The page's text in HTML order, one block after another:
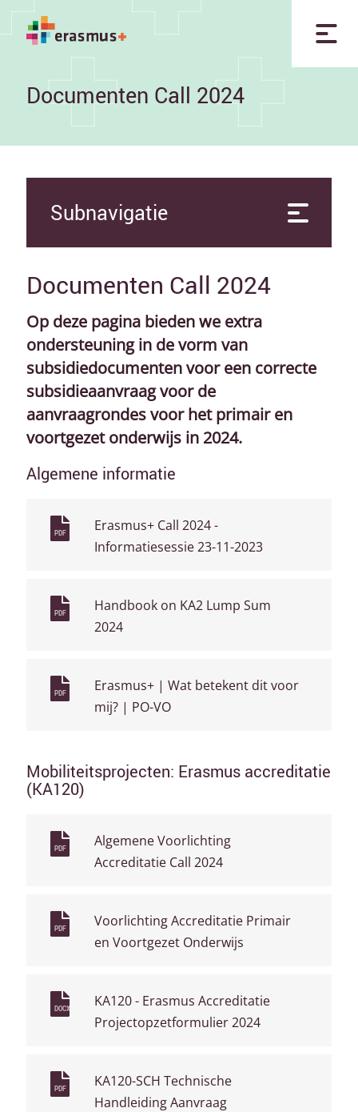
Documenten Call 2024
Subnavigatie
Documenten Call 2024
Op deze pagina bieden we extra
ondersteuning in de vorm van
subsidiedocumenten voor een correcte
subsidieaanvraag voor de
aanvraagrondes voor het primair en
voortgezet onderwijs in 2024.
Algemene informatie
PDF
Erasmus+ Call 2024 -
Informatiesessie 23-11-2023
PDF
Handbook on KA2 Lump Sum
2024
PDF
Erasmus+ | Wat betekent dit voor
mij? | PO-VO
Mobiliteitsprojecten: Erasmus accreditatie
(KA120)
PDF
Algemene Voorlichting
Accreditatie Call 2024
PDF
Voorlichting Accreditatie Primair
en Voortgezet Onderwijs
DOCX
KA120 - Erasmus Accreditatie
Projectopzetformulier 2024
PDF
KA120-SCH Technische
Handleiding Aanvraag